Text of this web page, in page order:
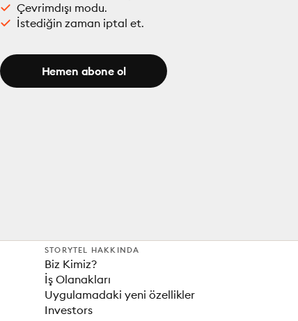
Çevrimdışı modu.
İstediğin zaman iptal et.
Hemen abone ol
STORYTEL HAKKINDA
Biz Kimiz?
İş Olanakları
Uygulamadaki yeni özellikler
Investors